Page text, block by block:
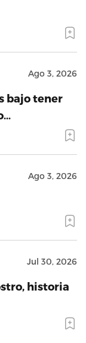
Ago 3, 2026
bajo tener
Ago 3, 2026
Jul 30, 2026
historia